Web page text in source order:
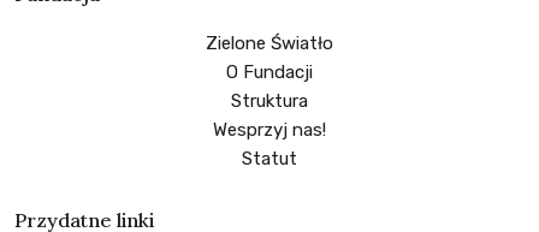
Zielone Światło
O Fundacji
Struktura
Wesprzyj nas!
Statut
Przydatne linki